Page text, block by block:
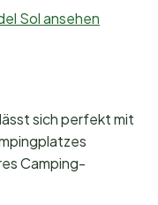
Sol ansehen
sich perfekt mit
Camping-